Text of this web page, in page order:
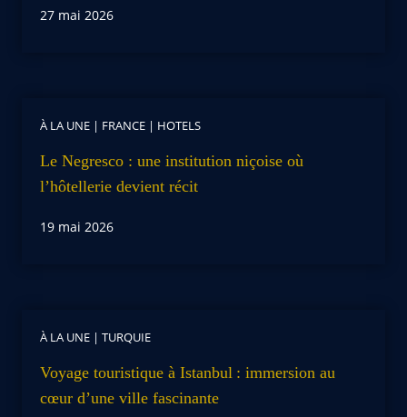
27 mai 2026
À LA UNE | FRANCE | HOTELS
Le Negresco : une institution niçoise où
l’hôtellerie devient récit
19 mai 2026
À LA UNE | TURQUIE
Voyage touristique à Istanbul : immersion au
cœur d’une ville fascinante